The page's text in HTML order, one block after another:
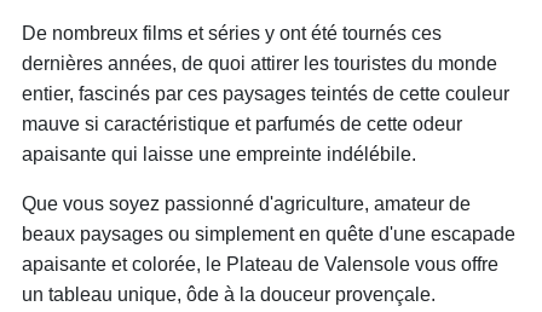
De nombreux films et séries y ont été tournés ces
dernières années, de quoi attirer les touristes du monde
entier, fascinés par ces paysages teintés de cette couleur
mauve si caractéristique et parfumés de cette odeur
apaisante qui laisse une empreinte indélébile.
Que vous soyez passionné d'agriculture, amateur de
beaux paysages ou simplement en quête d'une escapade
apaisante et colorée, le Plateau de Valensole vous offre
un tableau unique, ôde à la douceur provençale.